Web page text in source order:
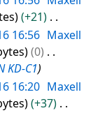
+21
16:56 Maxell
0
KD-C1
16:20 Maxell
+37